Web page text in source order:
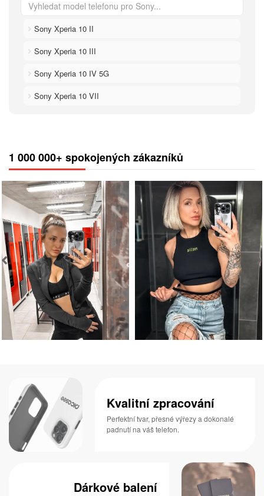
Sony Xperia 10 II
Sony Xperia 10 III
Sony Xperia 10 IV 5G
Sony Xperia 10 VII
1 000 000+ spokojených zákazníků
Kvalitní zpracování
Perfektní tvar, přesné výřezy a dokonalé
padnutí na váš telefon.
Dárkové balení